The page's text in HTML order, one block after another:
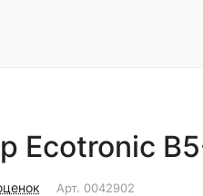
Ecotronic
Арт. 0042902